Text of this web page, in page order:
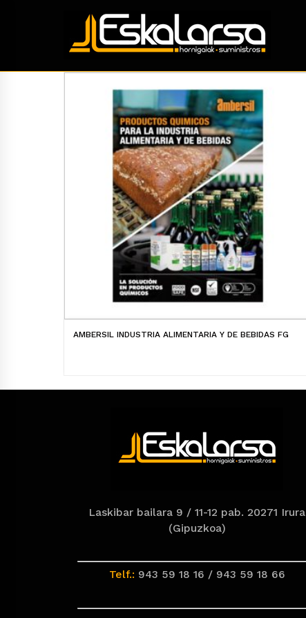
AMBERSIL INDUSTRIA ALIMENTARIA Y DE BEBIDAS FG
Laskibar bailara 9 / 11-12 pab. 20271 Irura
(Gipuzkoa)
Telf.: 943 59 18 16 / 943 59 18 66